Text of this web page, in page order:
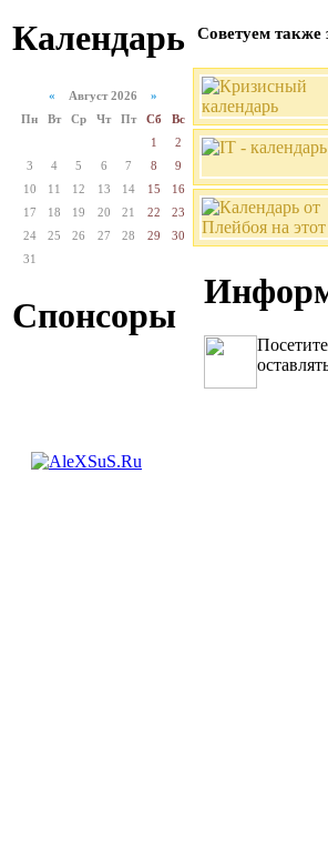
Календарь
« Август 2026 »
Пн
Вт Ср Чт Пт Сб
Вс
1
2
3
4 5 6 7 8
9
10
11 12 13 14 15
16
17
18 19 20 21 22
23
24
25 26 27 28 29
30
31
Спонсоры
Советуем также